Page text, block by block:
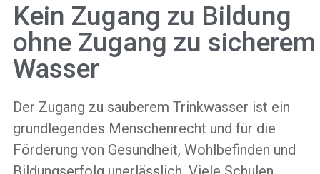
Kein Zugang zu Bildung
ohne Zugang zu sicherem
Wasser
Der Zugang zu sauberem Trinkwasser ist ein
grundlegendes Menschenrecht und für die
Förderung von Gesundheit, Wohlbefinden und